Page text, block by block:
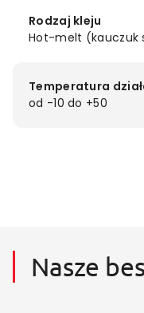
Rodzaj kleju
Hot-melt (kauczuk
Temperatura
od -10 do +50
Nasze